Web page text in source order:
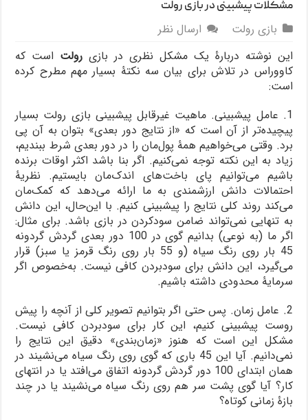
مشکلات پیشبینی در بازی رولت
بازی رولت
ارسال نظر
این نوشته دربارۀ یک مشکل نظری در بازی رولت است که
کاووراس در تلاش برای بیان سه نکتۀ بسیار مهم مطرح کرده
است:
1. عامل پیشبینی. ماهیت غیرقابل پیشبینی بازی رولت بسیار
پیچیده‌تر از آن است که «از نتایج دور بعدی» بتوان به آن پی
برد. وقتی می‌خواهیم همۀ پول‌مان را در دور بعدی شرط ببندیم،
زیاد به این نکته توجه نمی‌کنیم. اگر بنا باشد اکثر اوقات برنده
باشیم می‌توانیم پای باخت‌های اندک‌مان بایستیم. نظریۀ
احتمالات دانش ارزشمندی به ما ارائه می‌دهد که کمک‌مان
می‌کند روند کلی نتایج را پیشبینی کنیم. با این‌حال، این دانش
به تنهایی نمی‌تواند ضامن سودکردن در بازی باشد. برای مثال:
اگر ما (به نوعی) بدانیم گوی در 100 دور بعدی گردش گردونه
45 بار روی رنگ سیاه (و 55 بار روی رنگ قرمز یا سبز) قرار
می‌گیرد، این دانش برای سودبردن کافی نیست. به‌خصوص اگر
سرمایۀ محدودی داشته باشیم.
2. عامل زمان. پس حتی اگر بتوانیم تصویر کلی از آنچه را پیش
روست پیشبینی کنیم، این کار برای سودبردن کافی نیست.
مشکل این است که هنوز «زمان‌بندی» دقیق این نتایج را
نمی‌دانیم. آیا این 45 باری که گوی روی رنگ سیاه می‌نشیند در
همان ابتدای 100 دور گردش گردونه اتفاق می‌افتد یا در انتهای
کار؟ آیا گوی پشت سر هم روی رنگ سیاه می‌نشیند یا در چند
بازۀ زمانی کوتاه؟